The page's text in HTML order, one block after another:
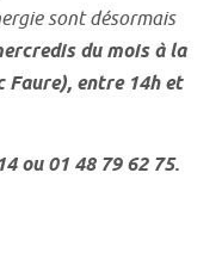
sont désormais
du mois à la
Faure), entre 14h et
ou 01 48 79 62 75.